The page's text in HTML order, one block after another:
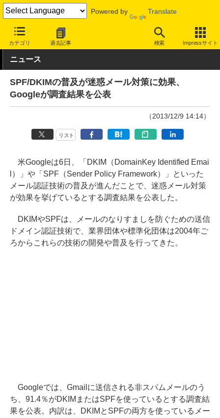
Powered by Translate
カテゴリ 過去記事 検索 Impressサイト
INTERNET Watch トピック 調査
ニュース
SPF/DKIMの普及が迷惑メール対策に効果、
Googleが調査結果を公表
（2013/12/9 14:14）
リスト
米Googleは6日、「DKIM（DomainKey Identified Emai
l）」や「SPF（Sender Policy Framework）」といった
メール認証技術の普及が進んだことで、迷惑メール対策
が効果を挙げているとする調査結果を公表した。
DKIMやSPFは、メールのなりすましを防ぐための送信
ドメイン認証技術で、業界団体や標準化団体は2004年ご
ろからこれらの技術の開発や普及を行ってきた。
Googleでは、Gmailに送信される非スパムメールのう
ち、91.4％がDKIMまたはSPFを使っているとする調査結
果を公表。内訳は、DKIMとSPFの両方を使っているメー